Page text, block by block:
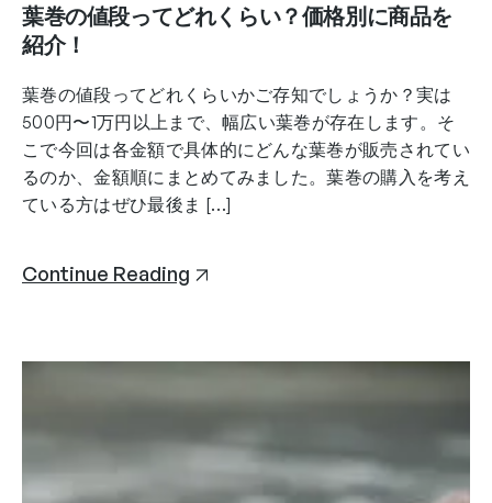
葉巻の値段ってどれくらい？価格別に商品を
紹介！
葉巻の値段ってどれくらいかご存知でしょうか？実は
500円〜1万円以上まで、幅広い葉巻が存在します。そ
こで今回は各金額で具体的にどんな葉巻が販売されてい
るのか、金額順にまとめてみました。葉巻の購入を考え
ている方はぜひ最後ま […]
Continue Reading